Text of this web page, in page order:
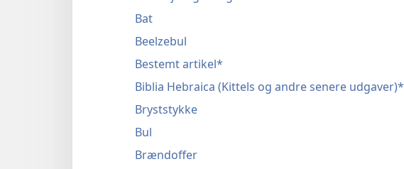
Bat
Beelzebul
Bestemt artikel*
Biblia Hebraica (Kittels og andre senere udgaver)*
Bryststykke
Bul
Brændoffer